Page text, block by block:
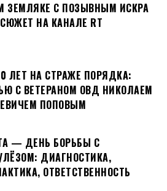
ЗЕМЛЯКЕ С ПОЗЫВНЫМ ИСКРА
НА КАНАЛЕ RT
ЛЕТ НА СТРАЖЕ ПОРЯДКА:
С ВЕТЕРАНОМ ОВД НИКОЛАЕМ
ПОПОВЫМ
— ДЕНЬ БОРЬБЫ С
ДИАГНОСТИКА,
ОТВЕТСТВЕННОСТЬ